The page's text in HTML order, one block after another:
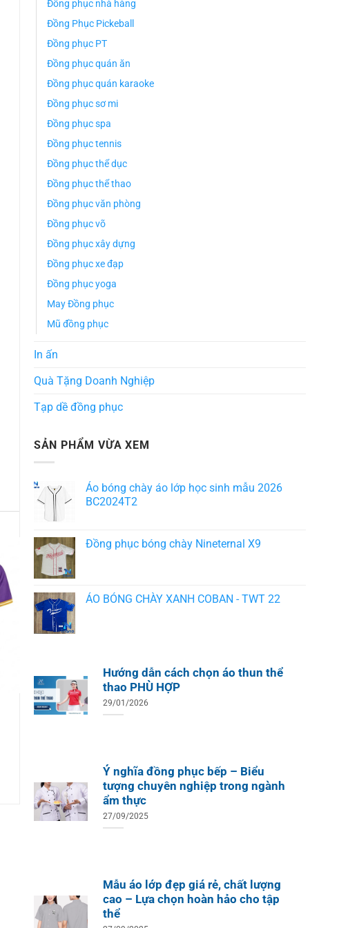
Thủy Sản Biển Xanh
Đồng phục nhà hàng
Đồng Phục Pickeball
Đồng phục PT
Đồng phục quán ăn
Đồng phục quán karaoke
Đồng phục sơ mi
Đồng phục spa
Đồng phục tennis
Đồng phục thể dục
Đồng phục thể thao
Đồng phục văn phòng
Đồng phục võ
Đồng phục xây dựng
Đồng phục xe đạp
Đồng phục yoga
May Đồng phục
Mũ đồng phục
In ấn
Quà Tặng Doanh Nghiệp
Tạp dề đồng phục
SẢN PHẨM VỪA XEM
Áo bóng chày áo lớp học sinh mẫu 2026
BC2024T2
Đồng phục bóng chày Nineternal X9
ÁO BÓNG CHÀY XANH COBAN - TWT 22
Hướng dẫn cách chọn áo thun thể
thao PHÙ HỢP
29/01/2026
Ý nghĩa đồng phục bếp – Biểu
tượng chuyên nghiệp trong ngành
ẩm thực
27/09/2025
Mẫu áo lớp đẹp giá rẻ, chất lượng
cao – Lựa chọn hoàn hảo cho tập
thể